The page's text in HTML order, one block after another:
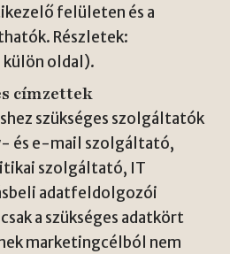
felületen és a
Részletek:
külön oldal).
címzettek
szükséges szolgáltatók
és e-mail szolgáltató,
szolgáltató, IT
adatfeldolgozói
a szükséges adatkört
marketingcélból nem